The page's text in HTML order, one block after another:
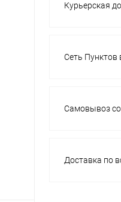
Курьерская
Сеть Пунктов
Самовывоз
Доставка по